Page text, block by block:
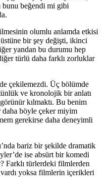
beğendi mi gibi
olumlu anlamda etkisi
bir şey değişti, ikinci
yandan bu durumu hep
türlü daha farklı zorluklar
çekilemezdi. Üç bölümde
ve kronolojik bir anlatı
kılmaktı. Bu benim
daha böyle çeker miyim
gerekirse daha deneyimli
bariz bir şekilde dramatik
ise absürt bir komedi
Farklı türlerdeki filmlerden
yoksa filmlerin içerikleri